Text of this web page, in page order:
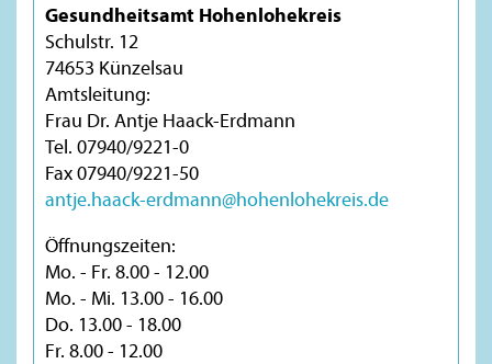
Gesundheitsamt Hohenlohekreis
Schulstr. 12
74653 Künzelsau
Amtsleitung:
Frau Dr. Antje Haack-Erdmann
Tel. 07940/9221-0
Fax 07940/9221-50
antje.haack-erdmann@hohenlohekreis.de
Öffnungszeiten:
Mo. - Fr. 8.00 - 12.00
Mo. - Mi. 13.00 - 16.00
Do. 13.00 - 18.00
Fr. 8.00 - 12.00